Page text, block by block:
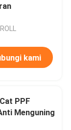
kami
PPF
Menguning